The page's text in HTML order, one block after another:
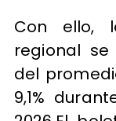
Con ello,
regional se
del
9,1%